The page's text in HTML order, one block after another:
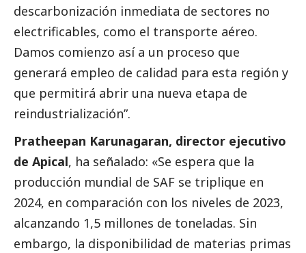
descarbonización inmediata de sectores no
electrificables, como el transporte aéreo.
Damos comienzo así a un proceso que
generará empleo de calidad para esta región y
que permitirá abrir una nueva etapa de
reindustrialización”.
Pratheepan Karunagaran, director ejecutivo
de Apical, ha señalado: «Se espera que la
producción mundial de SAF se triplique en
2024, en comparación con los niveles de 2023,
alcanzando 1,5 millones de toneladas. Sin
embargo, la disponibilidad de materias primas